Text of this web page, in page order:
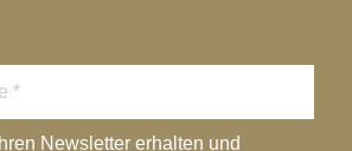
Newsletter erhalten und